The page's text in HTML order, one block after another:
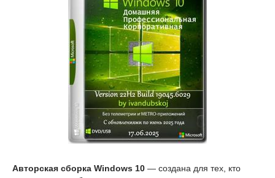
Авторская сборка Windows 10 — создана для тех, кто